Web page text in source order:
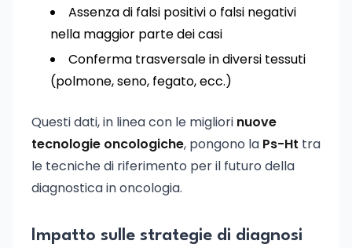
Assenza di falsi positivi o falsi negativi
nella maggior parte dei casi
Conferma trasversale in diversi tessuti
(polmone, seno, fegato, ecc.)
Questi dati, in linea con le migliori nuove
tecnologie oncologiche, pongono la Ps-Ht tra
le tecniche di riferimento per il futuro della
diagnostica in oncologia.
Impatto sulle strategie di diagnosi